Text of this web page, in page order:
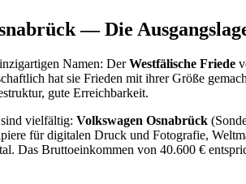
— Die
Namen: DerWestfälische Friede
hat sie Frieden mit ihrer Größe
gute Erreichbarkeit.
vielfältig: Volkswagen Osnabrück
für digitalen Druck und Fotografie,
Das Bruttoeinkommen von 40.600 €